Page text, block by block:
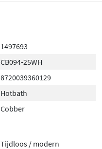
1497693
CB094-25WH
8720039360129
Hotbath
Cobber
Tijdloos / modern